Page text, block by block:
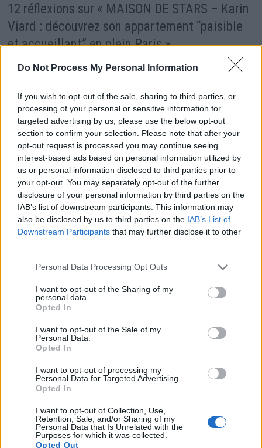
Do Not Process My Personal Information
If you wish to opt-out of the sale, sharing to third parties, or
processing of your personal or sensitive information for
targeted advertising by us, please use the below opt-out
section to confirm your selection. Please note that after your
opt-out request is processed you may continue seeing
interest-based ads based on personal information utilized by
us or personal information disclosed to third parties prior to
your opt-out. You may separately opt-out of the further
disclosure of your personal information by third parties on the
IAB’s list of downstream participants. This information may
also be disclosed by us to third parties on the IAB’s List of
Downstream Participants that may further disclose it to other
Personal Data Processing Opt Outs
I want to opt-out of the Sharing of my
personal data.
Opted In
I want to opt-out of the Sale of my
Personal Data.
Opted In
I want to opt-out of processing my
Personal Data for Targeted Advertising.
Opted In
I want to opt-out of Collection, Use,
Retention, Sale, and/or Sharing of my
Personal Data that Is Unrelated with the
Purposes for which it was collected.
Opted Out
12 réflexions sur « MAISON DE STARS – Karin
Viard : découvrez son appartement “paisible
et accueillant” en plein Paris»
Ping :kamagra et comparaison de prix
Ping :cheapest buy enclomiphene generic
uk buy
Ping :cheap androxal without
prescriptions uk
Ping : how to buy flexeril cyclobenzaprine
buy virginia
Ping :
online buy
Ping :fildena no r x cod